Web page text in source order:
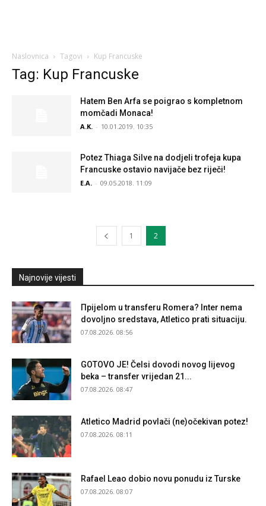
Naslovnica Tagovi Kup Francuske
Tag: Kup Francuske
Hatem Ben Arfa se poigrao s kompletnom
momčadi Monaca!
A.K. - 10.01.2019. 10:35
Potez Thiaga Silve na dodjeli trofeja kupa
Francuske ostavio navijače bez riječi!
E.A. - 09.05.2018. 11:09
1 2
Najnovije vijesti
Прijelom u transferu Romera? Inter nema
dovoljno sredstava, Atletico prati situaciju.
07.08.2026. 08:56
GOTOVO JE! Čelsi dovodi novog lijevog
beka – transfer vrijedan 21...
07.08.2026. 08:47
Atletico Madrid povlači (ne)očekivan potez!
07.08.2026. 08:11
Rafael Leao dobio novu ponudu iz Turske
07.08.2026. 08:07